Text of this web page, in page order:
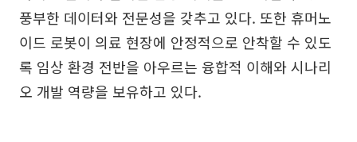
풍부한 데이터와 전문성을 갖추고 있다. 또한 휴머노
이드 로봇이 의료 현장에 안정적으로 안착할 수 있도
록 임상 환경 전반을 아우르는 융합적 이해와 시나리
오 개발 역량을 보유하고 있다.